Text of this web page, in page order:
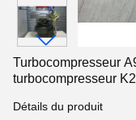
Turbocompresseur
turbocompresseur
Détails du produit